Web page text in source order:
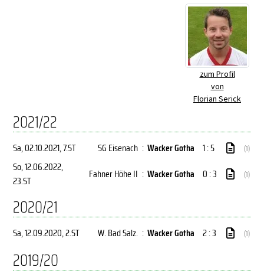
zum Profil
von
Florian Serick
2021/22
Sa, 02.10.2021, 7.ST SG Eisenach : Wacker Gotha 1 : 5 (1)
So, 12.06.2022,
23.ST
Fahner Höhe II : Wacker Gotha 0 : 3 (1)
2020/21
Sa, 12.09.2020, 2.ST W. Bad Salz. : Wacker Gotha 2 : 3 (1)
2019/20